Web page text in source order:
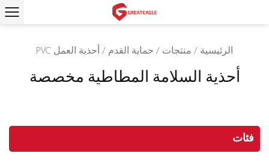
الرئيسية / منتجات / حماية القدم / أحذية العمل PVC
أحذية السلامة المطاطية مخصصة
فئات